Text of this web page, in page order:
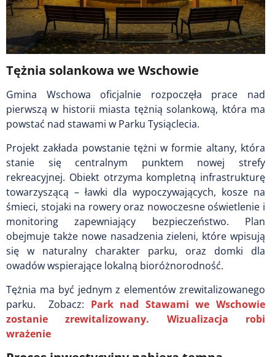
Tężnia solankowa we Wschowie
Gmina Wschowa oficjalnie rozpoczęła prace nad
pierwszą w historii miasta tężnią solankową, która ma
powstać nad stawami w Parku Tysiąclecia.
Projekt zakłada powstanie tężni w formie altany, która
stanie się centralnym punktem nowej strefy
rekreacyjnej. Obiekt otrzyma kompletną infrastrukturę
towarzyszącą – ławki dla wypoczywających, kosze na
śmieci, stojaki na rowery oraz nowoczesne oświetlenie i
monitoring zapewniający bezpieczeństwo. Plan
obejmuje także nowe nasadzenia zieleni, które wpisują
się w naturalny charakter parku, oraz domki dla
owadów wspierające lokalną bioróżnorodność.
Tężnia ma być jednym z elementów zrewitalizowanego
parku. Zobacz: Park nad Stawami we Wschowie
zostanie zrewitalizowany. Wizualizacja robi
wrażenie